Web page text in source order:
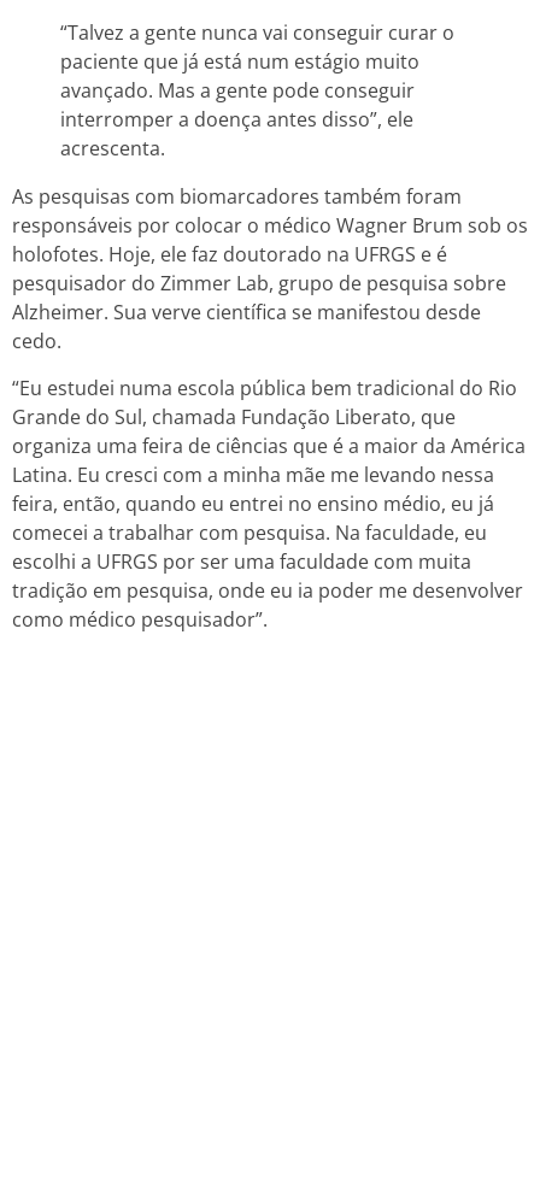
“Talvez a gente nunca vai conseguir curar o
paciente que já está num estágio muito
avançado. Mas a gente pode conseguir
interromper a doença antes disso”, ele
acrescenta.
As pesquisas com biomarcadores também foram
responsáveis por colocar o médico Wagner Brum sob os
holofotes. Hoje, ele faz doutorado na UFRGS e é
pesquisador do Zimmer Lab, grupo de pesquisa sobre
Alzheimer. Sua verve científica se manifestou desde
cedo.
“Eu estudei numa escola pública bem tradicional do Rio
Grande do Sul, chamada Fundação Liberato, que
organiza uma feira de ciências que é a maior da América
Latina. Eu cresci com a minha mãe me levando nessa
feira, então, quando eu entrei no ensino médio, eu já
comecei a trabalhar com pesquisa. Na faculdade, eu
escolhi a UFRGS por ser uma faculdade com muita
tradição em pesquisa, onde eu ia poder me desenvolver
como médico pesquisador”.